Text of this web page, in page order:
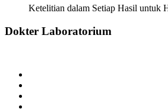
Ketelitian dalam Setiap Hasil untuk
Dokter Laboratorium